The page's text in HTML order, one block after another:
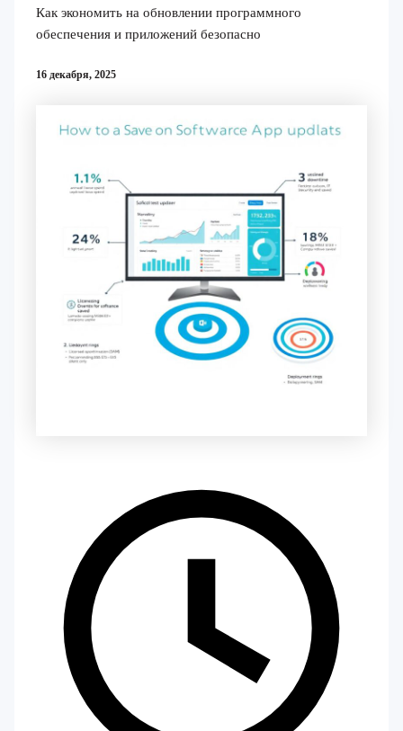
Как экономить на обновлении программного
обеспечения и приложений безопасно
16 декабря, 2025